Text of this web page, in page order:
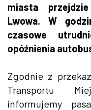
miasta
Lwowa. W
czasowe
opóźnienia
Zgodnie z
Transportu
informujemy